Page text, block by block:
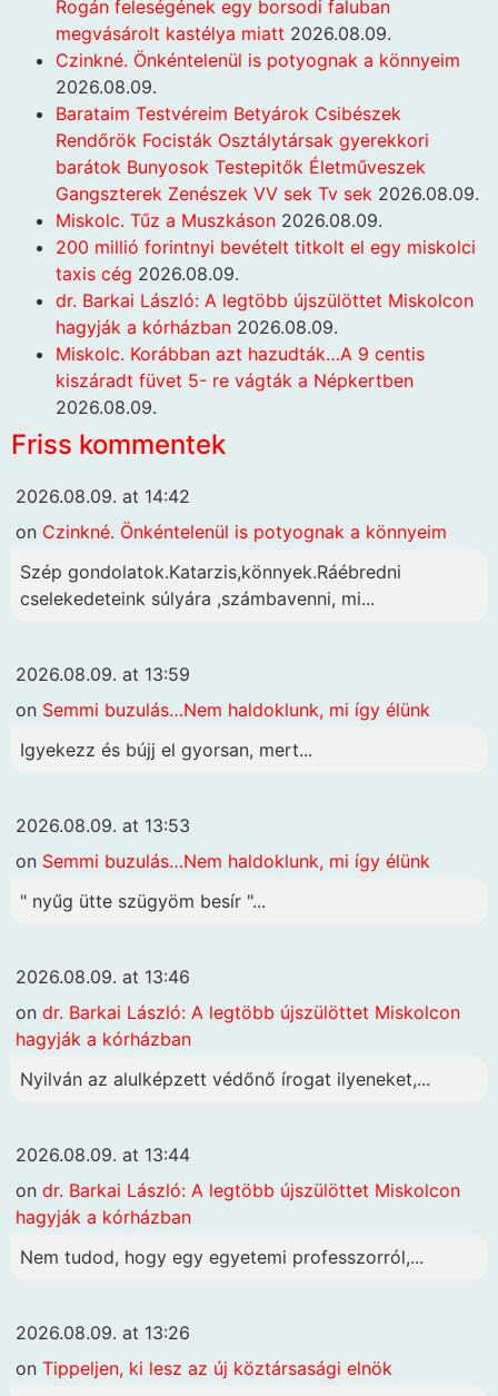
Rogán feleségének egy borsodi faluban
megvásárolt kastélya miatt 2026.08.09.
Czinkné. Önkéntelenül is potyognak a könnyeim
2026.08.09.
Barataim Testvéreim Betyárok Csibészek
Rendőrök Focisták Osztálytársak gyerekkori
barátok Bunyosok Testepitők Életműveszek
Gangszterek Zenészek VV sek Tv sek 2026.08.09.
Miskolc. Tűz a Muszkáson 2026.08.09.
200 millió forintnyi bevételt titkolt el egy miskolci
taxis cég 2026.08.09.
dr. Barkai László: A legtöbb újszülöttet Miskolcon
hagyják a kórházban 2026.08.09.
Miskolc. Korábban azt hazudták…A 9 centis
kiszáradt füvet 5- re vágták a Népkertben
2026.08.09.
Friss kommentek
2026.08.09. at 14:42
on Czinkné. Önkéntelenül is potyognak a könnyeim
Szép gondolatok.Katarzis,könnyek.Ráébredni
cselekedeteink súlyára ,számbavenni, mi...
2026.08.09. at 13:59
on Semmi buzulás…Nem haldoklunk, mi így élünk
Igyekezz és bújj el gyorsan, mert...
2026.08.09. at 13:53
on Semmi buzulás…Nem haldoklunk, mi így élünk
" nyűg ütte szügyöm besír "...
2026.08.09. at 13:46
on dr. Barkai László: A legtöbb újszülöttet Miskolcon
hagyják a kórházban
Nyilván az alulképzett védőnő írogat ilyeneket,...
2026.08.09. at 13:44
on dr. Barkai László: A legtöbb újszülöttet Miskolcon
hagyják a kórházban
Nem tudod, hogy egy egyetemi professzorról,...
2026.08.09. at 13:26
on Tippeljen, ki lesz az új köztársasági elnök